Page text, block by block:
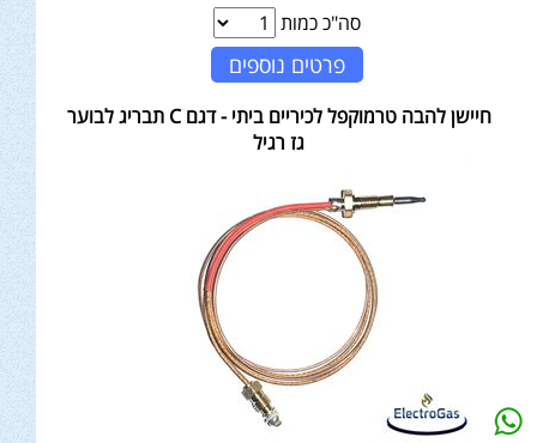
סה"כ כמות
פרטים נוספים
חיישן להבה טרמוקפל לכיריים ביתי - דגם C תבריג לבוער
גז רגיל